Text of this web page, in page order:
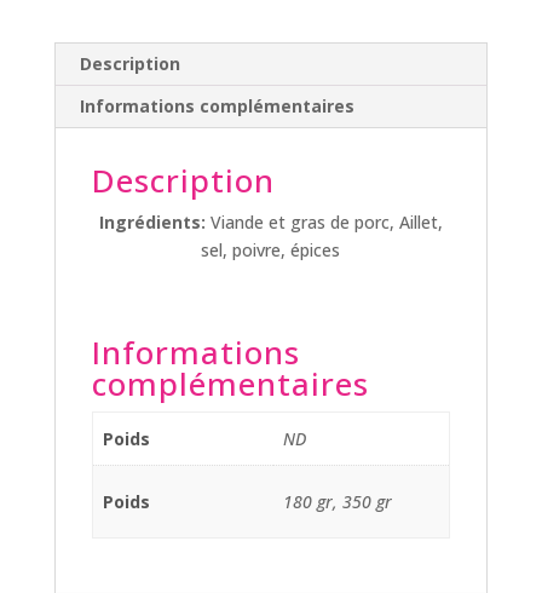
Description
Informations complémentaires
Description
Ingrédients: Viande et gras de porc, Aillet,
sel, poivre, épices
Informations
complémentaires
Poids ND
Poids 180 gr, 350 gr